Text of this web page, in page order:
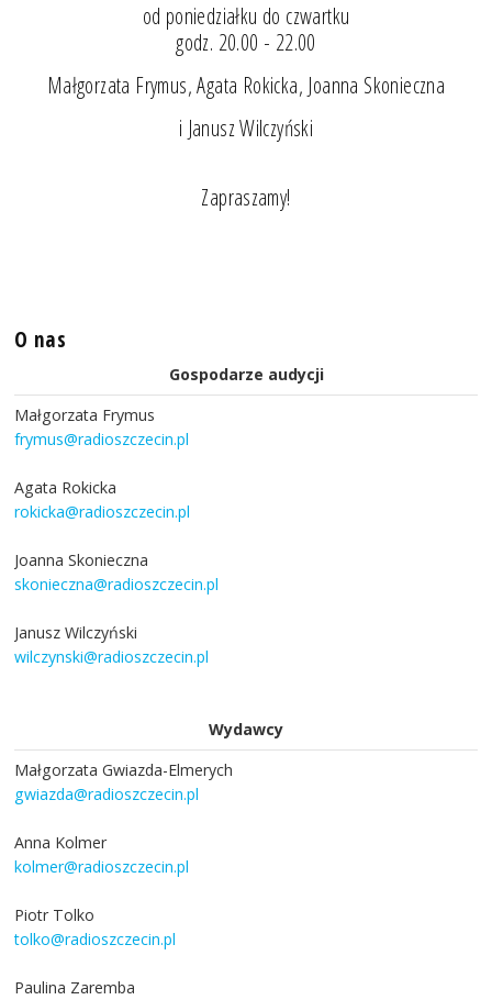
od poniedziałku do czwartku
godz. 20.00 - 22.00
Małgorzata Frymus, Agata Rokicka, Joanna Skonieczna
i Janusz Wilczyński
Zapraszamy!
O nas
Gospodarze audycji
Małgorzata Frymus
frymus@radioszczecin.pl
Agata Rokicka
rokicka@radioszczecin.pl
Joanna Skonieczna
skonieczna@radioszczecin.pl
Janusz Wilczyński
wilczynski@radioszczecin.pl
Wydawcy
Małgorzata Gwiazda-Elmerych
gwiazda@radioszczecin.pl
Anna Kolmer
kolmer@radioszczecin.pl
Piotr Tolko
tolko@radioszczecin.pl
Paulina Zaremba